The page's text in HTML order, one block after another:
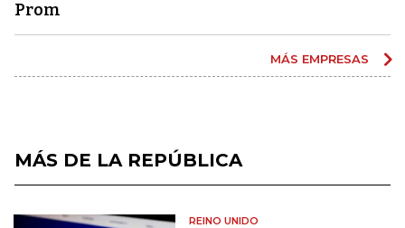
Prom
MÁS EMPRESAS
MÁS DE LA REPÚBLICA
REINO UNIDO